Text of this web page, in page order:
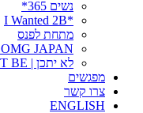
נשים 365*
*I Wanted 2B
מתחת לפנס
OMG JAPAN!!
לא יתכן | IT CANNOT BE
מפגשים
צרו קשר
ENGLISH